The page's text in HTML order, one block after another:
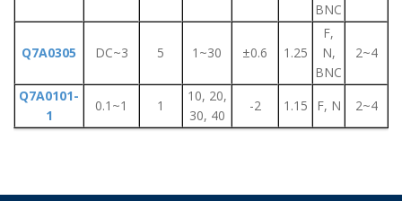
BNC
Q7A0305 DC~3 5 1~30 ±0.6 1.25
F,
N,
BNC
2~4
Q7A0101-
1
0.1~1 1
10, 20,
30, 40
-2 1.15 F, N 2~4